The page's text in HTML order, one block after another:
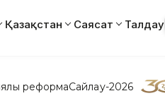
Қазақстан Саясат Талдау
реформаСайлау-2026